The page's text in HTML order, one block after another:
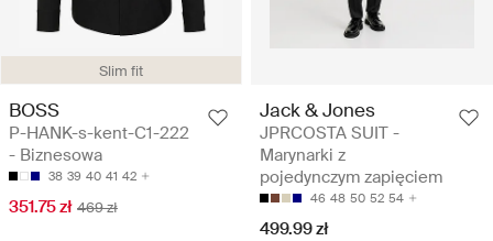
Slim fit
BOSS
P-HANK-s-kent-C1-222
- Biznesowa
38 39 40 41 42
351.75 zł 469 zł
Jack & Jones
JPRCOSTA SUIT -
Marynarki z
pojedynczym zapięciem
46 48 50 52 54
499.99 zł